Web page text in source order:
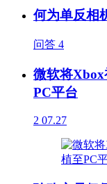
何为单反相
问答 4
微软将
PC平台
2 07.27